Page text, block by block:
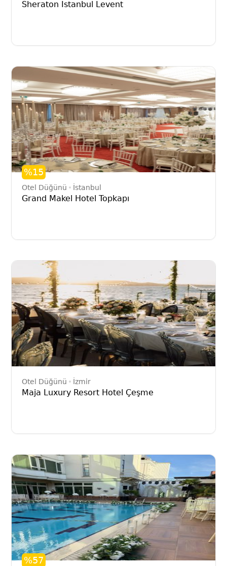
Sheraton Istanbul Levent
%15
Otel Düğünü İstanbul
Grand Makel Hotel Topkapı
Otel Düğünü İzmir
Maja Luxury Resort Hotel Çeşme
%57